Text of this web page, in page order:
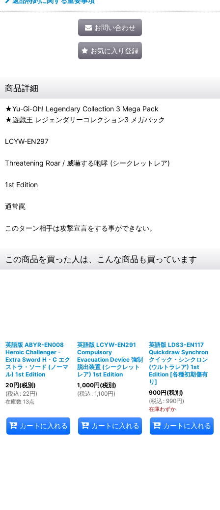
お問い合わせ
お気に入り登録
商品詳細
★Yu-Gi-Oh! Legendary Collection 3 Mega Pack
★遊戯王 レジェンダリーコレクション3 メガパック
LCYW-EN297
Threatening Roar / 威嚇する咆哮 (シークレットレア)
1st Edition
通常罠
このターン相手は攻撃宣言をする事ができない。
この商品を買った人は、こんな商品も買っています
英語版 ABYR-EN008
Heroic Challenger -
Extra Sword H・C エク
ストラ・ソード (ノーマ
ル) 1st Edition
20円(税別)
(税込 : 22円)
在庫数 13点
カートに入れる
英語版 LCYW-EN291
Compulsory
Evacuation Device 強制
脱出装置 (シークレット
レア) 1st Edition
1,000円(税別)
(税込 : 1,100円)
カートに入れる
英語版 LDS3-EN117
Quickdraw Synchron
クイック・シンクロン
(ウルトラレア) 1st
Edition [各種初期傷有
り]
900円(税別)
(税込 : 990円)
在庫わずか
カートに入れる